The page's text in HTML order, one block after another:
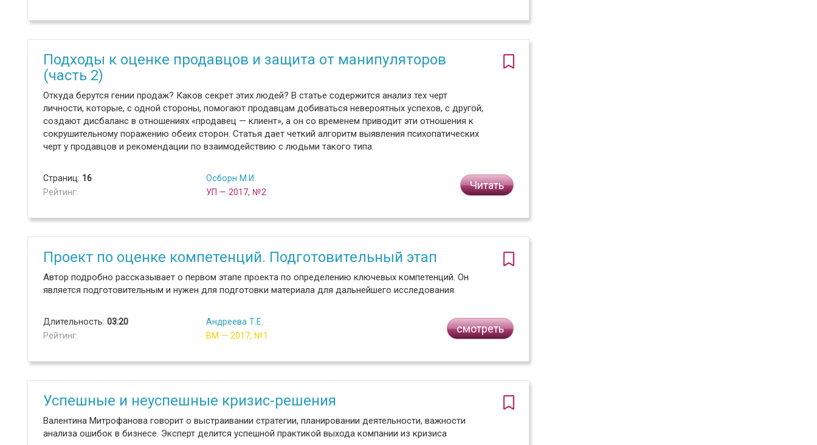
Подходы к оценке продавцов и защита от манипуляторов
(часть 2)
Откуда берутся гении продаж? Каков секрет этих людей? В статье содержится анализ тех черт
личности, которые, с одной стороны, помогают продавцам добиваться невероятных успехов, с другой,
создают дисбаланс в отношениях «продавец — клиент», а он со временем приводит эти отношения к
сокрушительному поражению обеих сторон. Статья дает четкий алгоритм выявления психопатических
черт у продавцов и рекомендации по взаимодействию с людьми такого типа.
Страниц: 16
Рейтинг:
Осборн М.И.
УП — 2017, №2
Читать
Проект по оценке компетенций. Подготовительный этап
Автор подробно рассказывает о первом этапе проекта по определению ключевых компетенций. Он
является подготовительным и нужен для подготовки материала для дальнейшего исследования.
Длительность: 03:20
Рейтинг:
Андреева Т.Е.
ВМ — 2017, №1
смотреть
Успешные и неуспешные кризис-решения
Валентина Митрофанова говорит о выстраивании стратегии, планировании деятельности, важности
анализа ошибок в бизнесе. Эксперт делится успешной практикой выхода компании из кризиса